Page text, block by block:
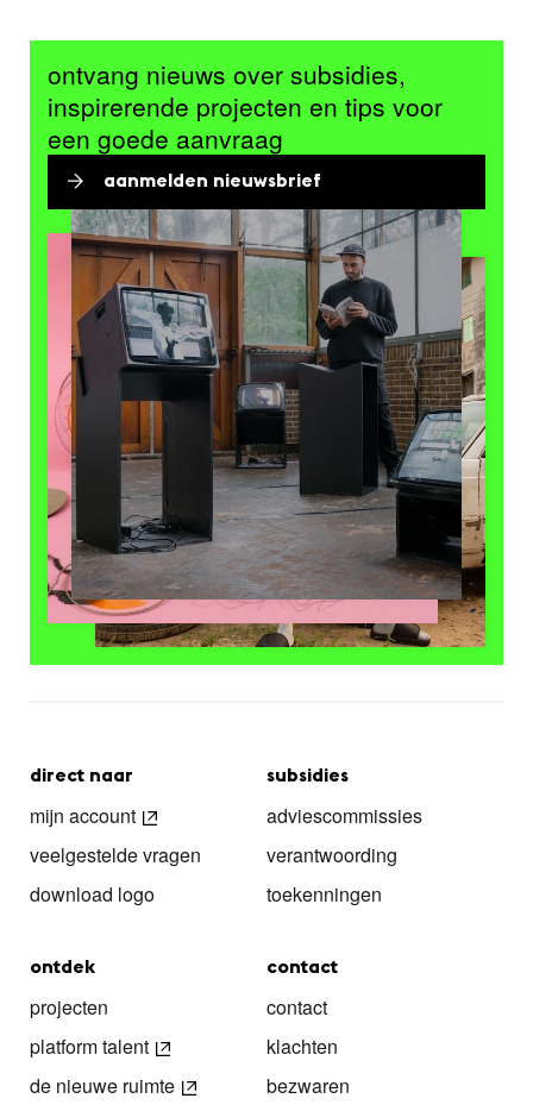
ontvang nieuws over subsidies,
inspirerende projecten en tips voor
een goede aanvraag
aanmelden nieuwsbrief
direct naar
mijn account
veelgestelde vragen
download logo
subsidies
adviescommissies
verantwoording
toekenningen
ontdek
projecten
platform talent
de nieuwe ruimte
contact
contact
klachten
bezwaren